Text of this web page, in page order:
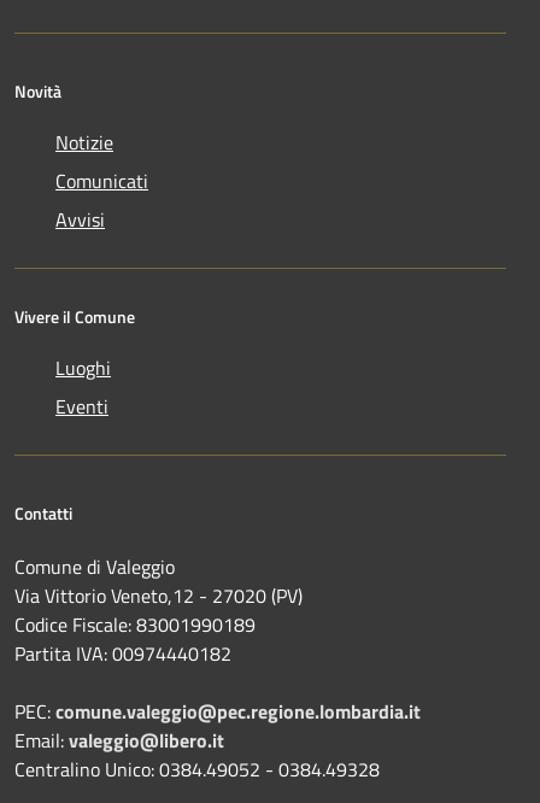
Novità
Notizie
Comunicati
Avvisi
Vivere il Comune
Luoghi
Eventi
Contatti
Comune di Valeggio
Via Vittorio Veneto,12 - 27020 (PV)
Codice Fiscale: 83001990189
Partita IVA: 00974440182
PEC:comune.valeggio@pec.regione.lombardia.it
Email:valeggio@libero.it
Centralino Unico: 0384.49052 - 0384.49328